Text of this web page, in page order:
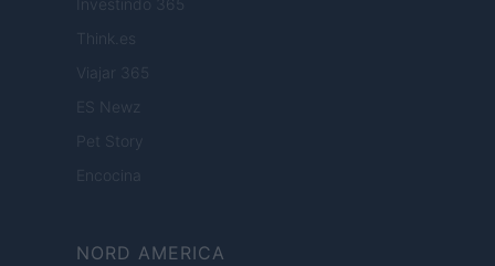
Investindo 365
Think.es
Viajar 365
ES Newz
Pet Story
Encocina
NORD AMERICA